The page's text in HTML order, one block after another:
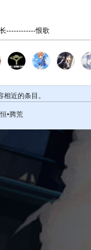
长------------恨歌
相近的条目。
•腾荒
看更新~觉得WIKI好玩的
容。